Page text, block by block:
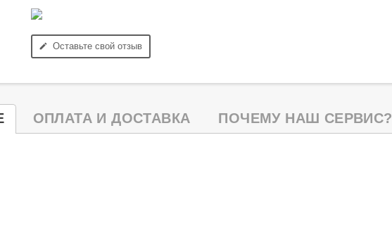
edit Оставьте свой отзыв
ОПЛАТА И ДОСТАВКА ПОЧЕМУ НАШ СЕРВИС?